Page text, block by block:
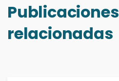
Publicaciones
relacionadas